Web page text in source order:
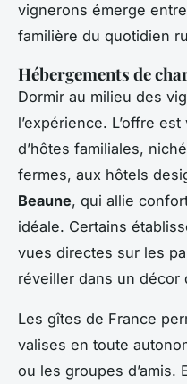
vignerons émerge
familière du quotidien
Hébergements de
Dormir au milieu des
l’expérience. L’offre
d’hôtes familiales,
fermes, aux hôtels
Beaune, qui allie
idéale. Certains
vues directes sur les
réveiller dans un décor
Les gîtes de France
valises en toute
ou les groupes d’amis.